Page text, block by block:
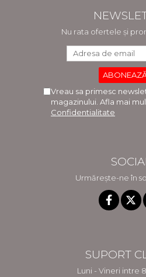
Nu rata ofertele și
Vreau sa primesc
magazinului. Afla mai
Confidentialitate
Urmărește-ne în
SUPORT
Luni - Vineri intre